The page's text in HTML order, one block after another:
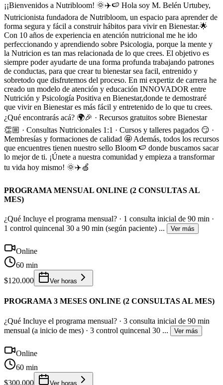
¡¡Bienvenidos a Nutribloom! 🌞✈️🍉 Hola soy M. Belén Urtubey,
Nutricionista fundadora de Nutribloom, un espacio para aprender de
forma segura y fácil a construir hábitos para vivir en Bienestar.🌟
Con 10 años de experiencia en atención nutricional me he ido
perfeccionando y aprendiendo sobre Psicologia, porque la mente y
la Nutricion es tan mas relacionada de lo que crees. El objetivo es
siempre poder ayudarte de una forma profunda trabajando patrones
de conductas, para que crear tu bienestar sea facil, entrenido y
sobretodo que disfrutemos del proceso. En mi expertiz de carrera he
creado un modelo de atención y educación INNOVADOR entre
Nutrición y Psicología Positiva en Bienestar,donde te demostraré
que vivir en Bienestar es más fácil y entretenido de lo que tu crees.
¿Qué encontrarás acá? 🌍🎉 · Recursos gratuitos sobre Bienestar
👏🏼 · Consultas Nutricionales 1:1 · Cursos y talleres pagados 😏 ·
Membresías y formaciones de calidad 🤩 Además, todos los recursos
que encuentres tienen nuestro sello Bloom 🍉 donde buscamos sacar
lo mejor de ti. ¡Únete a nuestra comunidad y empieza a transformar
tu vida hoy mismo! 🌞✈️🍏
PROGRAMA MENSUAL ONLINE (2 CONSULTAS AL
MES)
¿Qué Incluye el programa mensual? · 1 consulta inicial de 90 min ·
1 control quincenal 30 a 90 min (según paciente) ... Ver más
Online
60 min
$120.000
Ver horas
PROGRAMA 3 MESES ONLINE (2 CONSULTAS AL MES)
¿Qué Incluye el programa mensual? · 3 consulta inicial de 90 min
mensual (a inicio de mes) · 3 control quincenal 30 ... Ver más
Online
60 min
$300.000
Ver horas